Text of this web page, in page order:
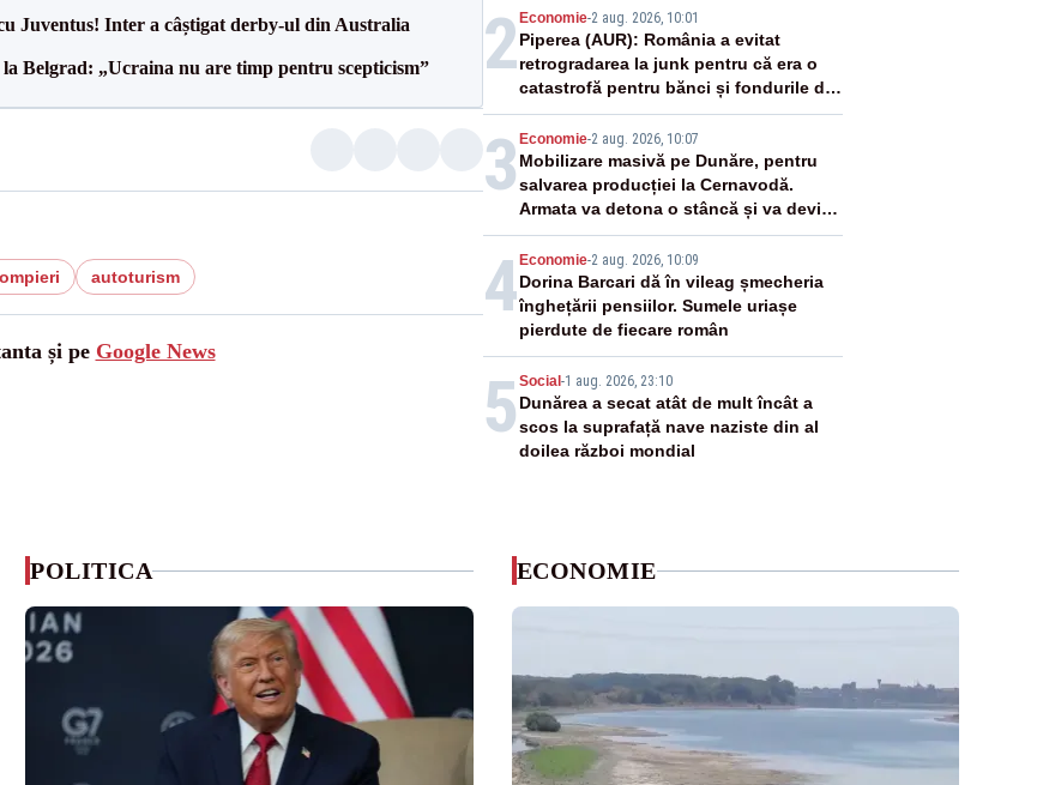
Juventus! Inter a câștigat derby-ul din Australia
Belgrad: „Ucraina nu are timp pentru scepticism”
autoturism
și pe Google News
2 Economie-2 aug. 2026, 10:01
Piperea (AUR): România a evitat
retrogradarea la junk pentru că era o
catastrofă pentru bănci și fondurile de
pensii
3 Economie-2 aug. 2026, 10:07
Mobilizare masivă pe Dunăre, pentru
salvarea producției la Cernavodă.
Armata va detona o stâncă și va devia
apa fluviului - IMAGINI AERIENE
4 Economie-2 aug. 2026, 10:09
Dorina Barcari dă în vileag șmecheria
înghețării pensiilor. Sumele uriașe
pierdute de fiecare român
5 Social -1 aug. 2026, 23:10
Dunărea a secat atât de mult încât a
scos la suprafață nave naziste din al
doilea război mondial
POLITICA ECONOMIE